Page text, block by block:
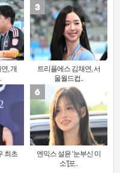
, 개
트리플에스 김채연, 서
울월드컵..
엔믹스 설윤 ‘눈부신 미
소’[포..